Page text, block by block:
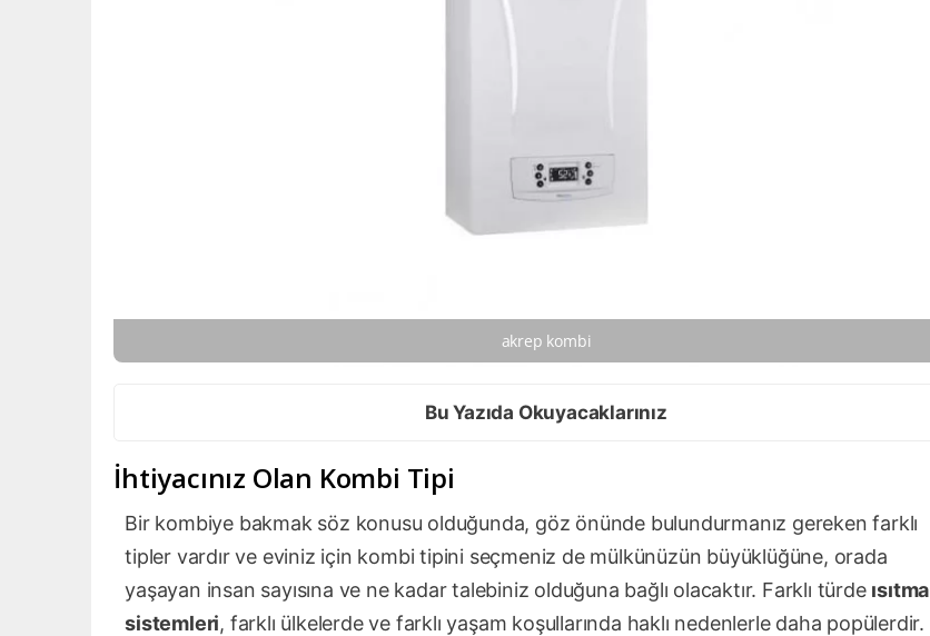
akrep kombi
Bu Yazıda Okuyacaklarınız
İhtiyacınız Olan Kombi Tipi
Bir kombiye bakmak söz konusu olduğunda, göz önünde bulundurmanız gereken farklı
tipler vardır ve eviniz için kombi tipini seçmeniz de mülkünüzün büyüklüğüne, orada
yaşayan insan sayısına ve ne kadar talebiniz olduğuna bağlı olacaktır. Farklı türde ısıtma
sistemleri, farklı ülkelerde ve farklı yaşam koşullarında haklı nedenlerle daha popülerdir.